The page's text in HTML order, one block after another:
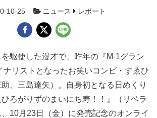
10-25 ニュース レポート
駆使した漫才で、昨年の『M-1グラン
ナリストとなったお笑いコンビ・すゑひ
、三島達矢）。自身初となる日めくり
ろがりずのまいにち寿！！』（リベラ
10月23日（金）に発売記念のオンライ